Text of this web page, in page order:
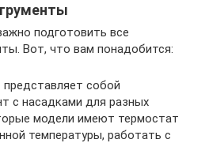
подготовить все
Вот, что вам понадобится:
представляет собой
с насадками для разных
модели имеют термостат
температуры, работать с